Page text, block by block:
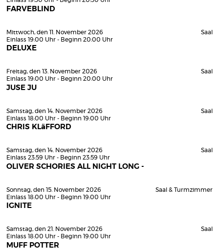
FARVEBLIND
Mittwoch, den 11. November 2026
Einlass 19:00 Uhr - Beginn 20:00 Uhr
DELUXE
Saal
Freitag, den 13. November 2026
Einlass 19:00 Uhr - Beginn 20:00 Uhr
JUSE JU
Saal
Samstag, den 14. November 2026
Einlass 18:00 Uhr - Beginn 19:00 Uhr
CHRIS KLäFFORD
Saal
Samstag, den 14. November 2026
Einlass 23:59 Uhr - Beginn 23:59 Uhr
OLIVER SCHORIES ALL NIGHT LONG -
Saal
Sonntag, den 15. November 2026
Einlass 18:00 Uhr - Beginn 19:00 Uhr
IGNITE
Saal & Turmzimmer
Samstag, den 21. November 2026
Einlass 18:00 Uhr - Beginn 19:00 Uhr
MUFF POTTER
Saal